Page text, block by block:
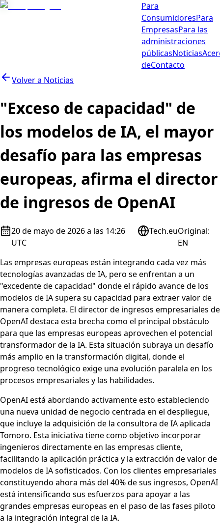
Para
ConsumidoresPara
EmpresasPara las
administraciones
públicasNoticias
deContacto
Volver a Noticias
"Exceso de capacidad" de
los modelos de IA, el mayor
desafío para las empresas
europeas, afirma el director
de ingresos de OpenAI
20 de mayo de 2026 a las 14:26
UTC
Tech.euOriginal:
EN
Las empresas europeas están integrando cada vez más
tecnologías avanzadas de IA, pero se enfrentan a un
"excedente de capacidad" donde el rápido avance de los
modelos de IA supera su capacidad para extraer valor de
manera completa. El director de ingresos empresariales de
OpenAI destaca esta brecha como el principal obstáculo
para que las empresas europeas aprovechen el potencial
transformador de la IA. Esta situación subraya un desafío
más amplio en la transformación digital, donde el
progreso tecnológico exige una evolución paralela en los
procesos empresariales y las habilidades.
OpenAI está abordando activamente esto estableciendo
una nueva unidad de negocio centrada en el despliegue,
que incluye la adquisición de la consultora de IA aplicada
Tomoro. Esta iniciativa tiene como objetivo incorporar
ingenieros directamente en las empresas cliente,
facilitando la aplicación práctica y la extracción de valor de
modelos de IA sofisticados. Con los clientes empresariales
constituyendo ahora más del 40% de sus ingresos, OpenAI
está intensificando sus esfuerzos para apoyar a las
grandes empresas europeas en el paso de las fases piloto
a la integración integral de la IA.